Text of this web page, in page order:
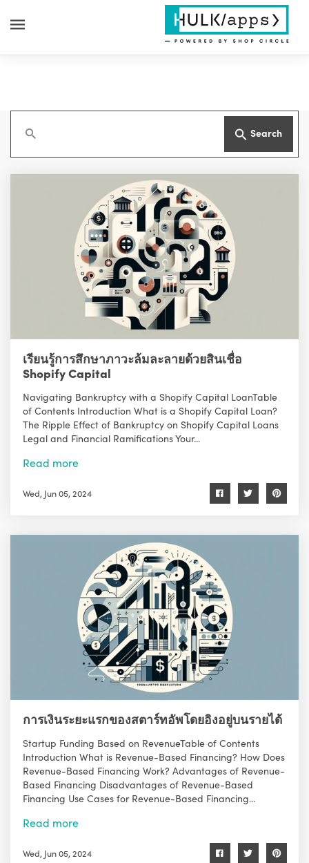
Search
เรียนรู้การสึกษาภาวะล้มละลายด้วยสินเชื่อ
Shopify Capital
Navigating Bankruptcy with a Shopify Capital LoanTable
of Contents Introduction What is a Shopify Capital Loan?
The Ripple Effect of Bankruptcy on Shopify Capital Loans
Legal and Financial Ramifications Your...
Read more
Wed, Jun 05, 2024
การเงินระยะแรกของสตาร์ทอัพโดยอิงอยู่บนรายได้
Startup Funding Based on RevenueTable of Contents
Introduction What is Revenue-Based Financing? How Does
Revenue-Based Financing Work? Advantages of Revenue-
Based Financing Disadvantages of Revenue-Based
Financing Use Cases for Revenue-Based Financing...
Read more
Wed, Jun 05, 2024